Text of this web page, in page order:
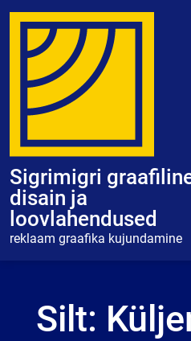
Skip
content
Sigrimigri
disain ja
loovlahendused
reklaam graafika kujundamine
Silt: